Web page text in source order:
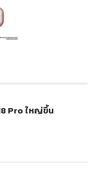
Pro ใหญ่ขึ้น